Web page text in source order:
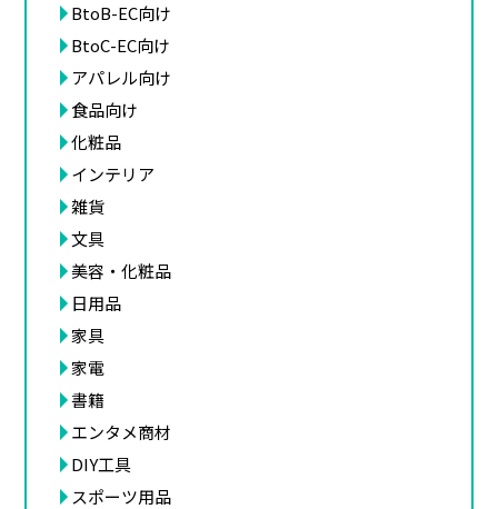
BtoB-EC向け
BtoC-EC向け
アパレル向け
食品向け
化粧品
インテリア
雑貨
文具
美容・化粧品
日用品
家具
家電
書籍
エンタメ商材
DIY工具
スポーツ用品